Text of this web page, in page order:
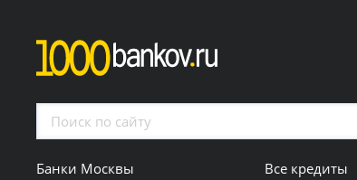
Банки Москвы Все кредиты